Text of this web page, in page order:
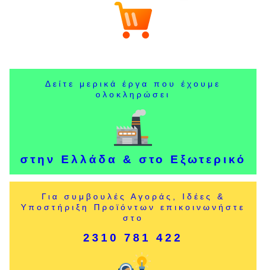
Δείτε μερικά έργα που έχουμε
ολοκληρώσει
στην Ελλάδα & στο Εξωτερικό
Για συμβουλές Αγοράς, Ιδέες &
Υποστήριξη Προϊόντων επικοινωνήστε
στο
2310 781 422